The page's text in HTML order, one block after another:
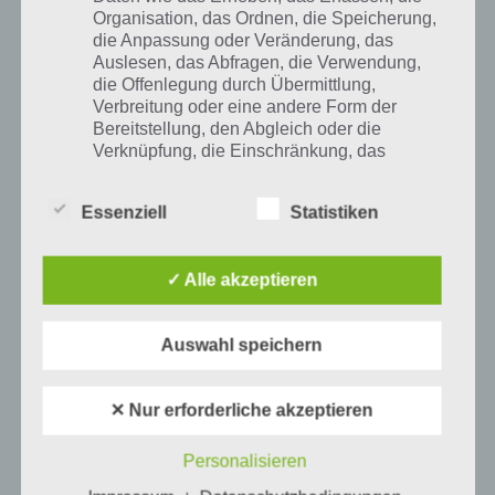
100 Gates Level 25 Lösung
Organisation, das Ordnen, die Speicherung,
die Anpassung oder Veränderung, das
Auslesen, das Abfragen, die Verwendung,
die Offenlegung durch Übermittlung,
Verbreitung oder eine andere Form der
Bereitstellung, den Abgleich oder die
Verknüpfung, die Einschränkung, das
personenbezogener Daten mit dem Ziel, ihre
Essenziell Statistiken
✓ Alle akzeptieren
Auswahl speichern
✕ Nur erforderliche akzeptieren
Personalisieren